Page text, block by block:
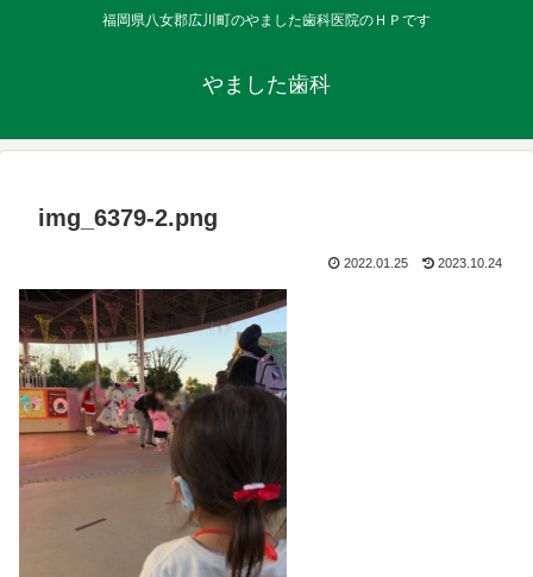
福岡県八女郡広川町のやました歯科医院のＨＰです
やました歯科
img_6379-2.png
2022.01.25 2023.10.24